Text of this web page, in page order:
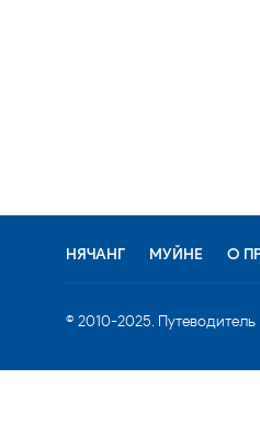
НЯЧАНГ МУЙНЕ О
© 2010-2025.